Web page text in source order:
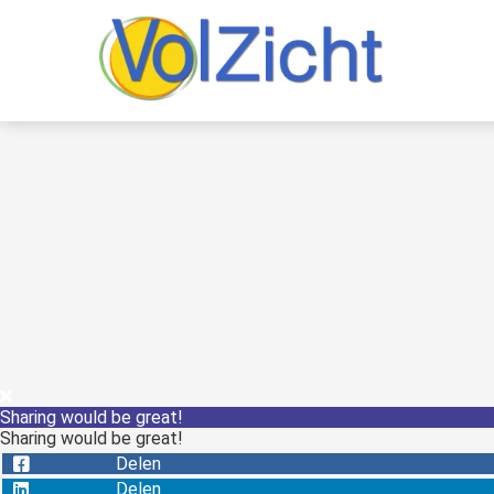
Sharing would be great!
Sharing would be great!
Delen
Delen